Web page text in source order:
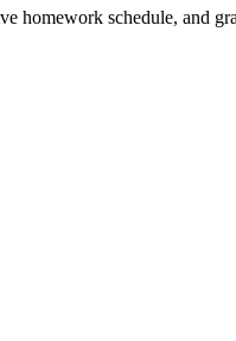
homework schedule, and